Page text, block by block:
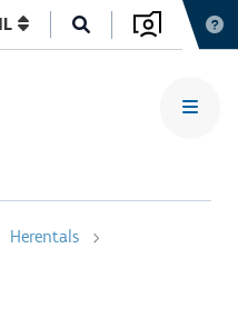
Herentals